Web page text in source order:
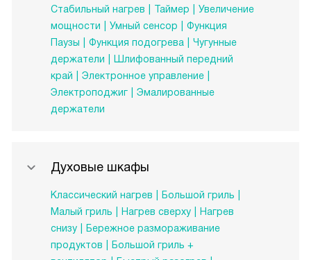
Стабильный нагрев
Таймер
Увеличение
мощности
Умный сенсор
Функция
Паузы
Функция подогрева
Чугунные
держатели
Шлифованный передний
край
Электронное управление
Электроподжиг
Эмалированные
держатели
Духовые шкафы
Классический нагрев
Большой гриль
Малый гриль
Нагрев сверху
Нагрев
снизу
Бережное размораживание
продуктов
Большой гриль +